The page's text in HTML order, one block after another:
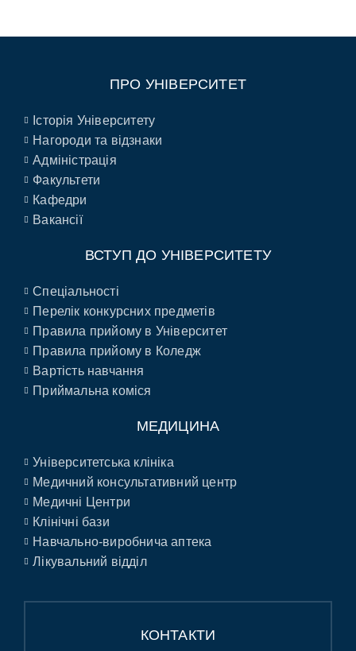
ПРО УНІВЕРСИТЕТ
Історія Університету
Нагороди та відзнаки
Адміністрація
Факультети
Кафедри
Вакансії
ВСТУП ДО УНІВЕРСИТЕТУ
Спеціальності
Перелік конкурсних предметів
Правила прийому в Університет
Правила прийому в Коледж
Вартість навчання
Приймальна коміся
МЕДИЦИНА
Університетська клініка
Медичний консультативний центр
Медичні Центри
Клінічні бази
Навчально-виробнича аптека
Лікувальний відділ
КОНТАКТИ